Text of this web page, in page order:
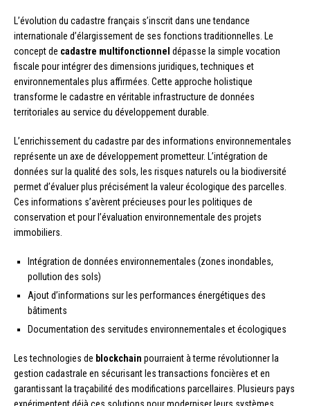
L’évolution du cadastre français s’inscrit dans une tendance
internationale d’élargissement de ses fonctions traditionnelles. Le
concept de cadastre multifonctionnel dépasse la simple vocation
fiscale pour intégrer des dimensions juridiques, techniques et
environnementales plus affirmées. Cette approche holistique
transforme le cadastre en véritable infrastructure de données
territoriales au service du développement durable.
L’enrichissement du cadastre par des informations environnementales
représente un axe de développement prometteur. L’intégration de
données sur la qualité des sols, les risques naturels ou la biodiversité
permet d’évaluer plus précisément la valeur écologique des parcelles.
Ces informations s’avèrent précieuses pour les politiques de
conservation et pour l’évaluation environnementale des projets
immobiliers.
Intégration de données environnementales (zones inondables,
pollution des sols)
Ajout d’informations sur les performances énergétiques des
bâtiments
Documentation des servitudes environnementales et écologiques
Les technologies de blockchain pourraient à terme révolutionner la
gestion cadastrale en sécurisant les transactions foncières et en
garantissant la traçabilité des modifications parcellaires. Plusieurs pays